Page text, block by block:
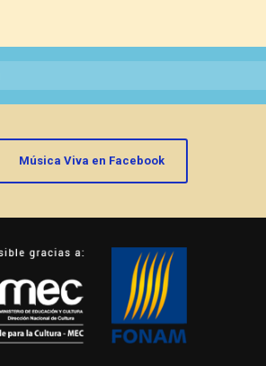
Música Viva en Facebook